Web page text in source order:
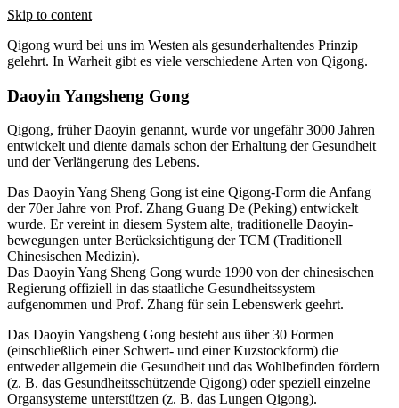
Skip to content
Qigong wurd bei uns im Westen als gesunderhaltendes Prinzip
gelehrt. In Warheit gibt es viele verschiedene Arten von Qigong.
Daoyin Yangsheng Gong
Qigong, früher Daoyin genannt, wurde vor ungefähr 3000 Jahren
entwickelt und diente damals schon der Erhaltung der Gesundheit
und der Verlängerung des Lebens.
Das Daoyin Yang Sheng Gong ist eine Qigong-Form die Anfang
der 70er Jahre von Prof. Zhang Guang De (Peking) entwickelt
wurde. Er vereint in diesem System alte, traditionelle Daoyin-
bewegungen unter Berücksichtigung der TCM (Traditionell
Chinesischen Medizin).
Das Daoyin Yang Sheng Gong wurde 1990 von der chinesischen
Regierung offiziell in das staatliche Gesundheitssystem
aufgenommen und Prof. Zhang für sein Lebenswerk geehrt.
Das Daoyin Yangsheng Gong besteht aus über 30 Formen
(einschließlich einer Schwert- und einer Kuzstockform) die
entweder allgemein die Gesundheit und das Wohlbefinden fördern
(z. B. das Gesundheitsschützende Qigong) oder speziell einzelne
Organsysteme unterstützen (z. B. das Lungen Qigong).